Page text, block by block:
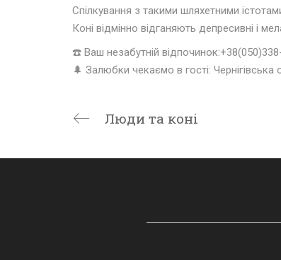
Спілкування з такими шляхетними
Коні відмінно відганяють депресивні і
☎️ Ваш незабутній
🌲 Залюбки чекаємо в гості:
Люди та коні